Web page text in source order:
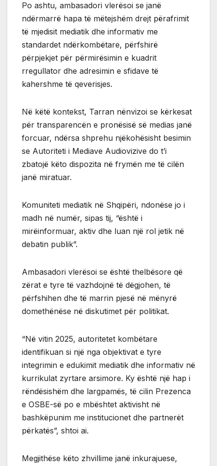
Po ashtu, ambasadori vlerësoi se janë
ndërmarrë hapa të mëtejshëm drejt përafrimit
të mjedisit mediatik dhe informativ me
standardet ndërkombëtare, përfshirë
përpjekjet për përmirësimin e kuadrit
rregullator dhe adresimin e sfidave të
kahershme të qeverisjes.
Në këtë kontekst, Tarran nënvizoi se kërkesat
për transparencën e pronësisë së medias janë
forcuar, ndërsa shprehu njëkohësisht besimin
se Autoriteti i Mediave Audiovizive do t’i
zbatojë këto dispozita në frymën me të cilën
janë miratuar.
Komuniteti mediatik në Shqipëri, ndonëse jo i
madh në numër, sipas tij, “është i
mirëinformuar, aktiv dhe luan një rol jetik në
debatin publik”.
Ambasadori vlerësoi se është thelbësore që
zërat e tyre të vazhdojnë të dëgjohen, të
përfshihen dhe të marrin pjesë në mënyrë
domethënëse në diskutimet për politikat.
“Në vitin 2025, autoritetet kombëtare
identifikuan si një nga objektivat e tyre
integrimin e edukimit mediatik dhe informativ në
kurrikulat zyrtare arsimore. Ky është një hap i
rëndësishëm dhe largpamës, të cilin Prezenca
e OSBE-së po e mbështet aktivisht në
bashkëpunim me institucionet dhe partnerët
përkatës”, shtoi ai.
Megjithëse këto zhvillime janë inkurajuese,